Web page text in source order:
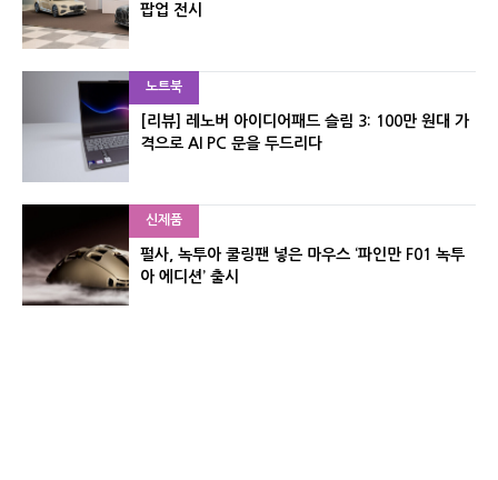
팝업 전시
노트북
[리뷰] 레노버 아이디어패드 슬림 3: 100만 원대 가
격으로 AI PC 문을 두드리다
신제품
펄사, 녹투아 쿨링팬 넣은 마우스 ‘파인만 F01 녹투
아 에디션’ 출시